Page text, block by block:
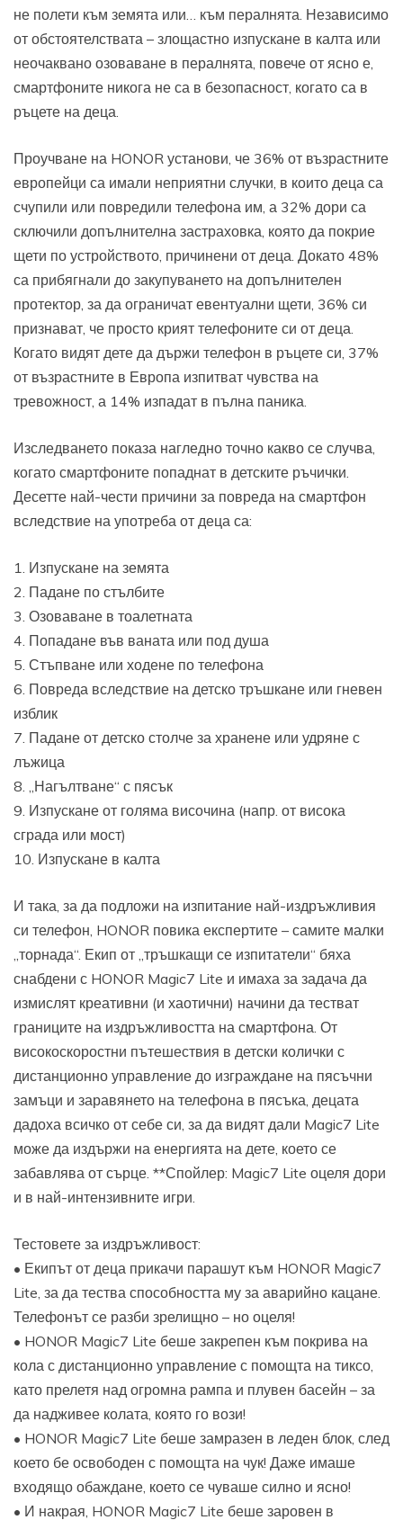
не полети към земята или… към пералнята. Независимо
от обстоятелствата – злощастно изпускане в калта или
неочаквано озоваване в пералнята, повече от ясно е,
смартфоните никога не са в безопасност, когато са в
ръцете на деца.
Проучване на HONOR установи, че 36% от възрастните
европейци са имали неприятни случки, в които деца са
счупили или повредили телефона им, а 32% дори са
сключили допълнителна застраховка, която да покрие
щети по устройството, причинени от деца. Докато 48%
са прибягнали до закупуването на допълнителен
протектор, за да ограничат евентуални щети, 36% си
признават, че просто крият телефоните си от деца.
Когато видят дете да държи телефон в ръцете си, 37%
от възрастните в Европа изпитват чувства на
тревожност, а 14% изпадат в пълна паника.
Изследването показа нагледно точно какво се случва,
когато смартфоните попаднат в детските ръчички.
Десетте най-чести причини за повреда на смартфон
вследствие на употреба от деца са:
1. Изпускане на земята
2. Падане по стълбите
3. Озоваване в тоалетната
4. Попадане във ваната или под душа
5. Стъпване или ходене по телефона
6. Повреда вследствие на детско тръшкане или гневен
изблик
7. Падане от детско столче за хранене или удряне с
лъжица
8. „Нагълтване“ с пясък
9. Изпускане от голяма височина (напр. от висока
сграда или мост)
10. Изпускане в калта
И така, за да подложи на изпитание най-издръжливия
си телефон, HONOR повика експертите – самите малки
„торнада“. Екип от „тръшкащи се изпитатели“ бяха
снабдени с HONOR Magic7 Lite и имаха за задача да
измислят креативни (и хаотични) начини да тестват
границите на издръжливостта на смартфона. От
високоскоростни пътешествия в детски колички с
дистанционно управление до изграждане на пясъчни
замъци и заравянето на телефона в пясъка, децата
дадоха всичко от себе си, за да видят дали Magic7 Lite
може да издържи на енергията на дете, което се
забавлява от сърце. **Спойлер: Magic7 Lite оцеля дори
и в най-интензивните игри.
Тестовете за издръжливост:
• Екипът от деца прикачи парашут към HONOR Magic7
Lite, за да тества способността му за аварийно кацане.
Телефонът се разби зрелищно – но оцеля!
• HONOR Magic7 Lite беше закрепен към покрива на
кола с дистанционно управление с помощта на тиксо,
като прелетя над огромна рампа и плувен басейн – за
да надживее колата, която го вози!
• HONOR Magic7 Lite беше замразен в леден блок, след
което бе освободен с помощта на чук! Даже имаше
входящо обаждане, което се чуваше силно и ясно!
• И накрая, HONOR Magic7 Lite беше заровен в